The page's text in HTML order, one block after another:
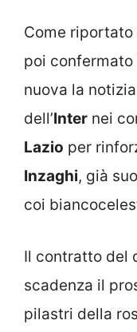
Come riportato
poi confermato
nuova la
dell’Inter nei
Lazio per
Inzaghi, già
coi
Il contratto del
scadenza il
pilastri della